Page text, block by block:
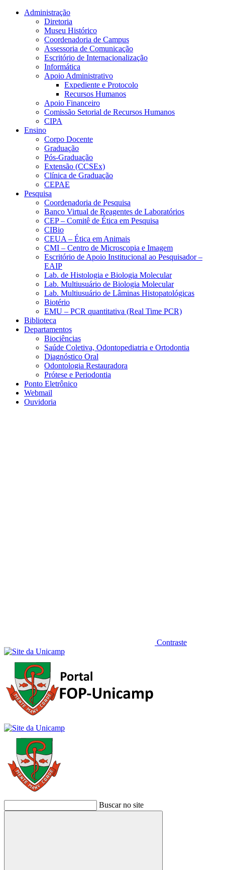
Conteúdo principal Menu principal
Administração
Diretoria
Museu Histórico
Coordenadoria de Campus
Assessoria de Comunicação
Escritório de Internacionalização
Informática
Apoio Administrativo
Expediente e Protocolo
Recursos Humanos
Apoio Financeiro
Comissão Setorial de Recursos Humanos
CIPA
Ensino
Corpo Docente
Graduação
Pós-Graduação
Extensão (CCSEx)
Clínica de Graduação
CEPAE
Pesquisa
Coordenadoria de Pesquisa
Banco Virtual de Reagentes de Laboratórios
CEP – Comitê de Ética em Pesquisa
CIBio
CEUA – Ética em Animais
CMI – Centro de Microscopia e Imagem
Escritório de Apoio Institucional ao Pesquisador –
EAIP
Lab. de Histologia e Biologia Molecular
Lab. Multiusuário de Biologia Molecular
Lab. Multiusuário de Lâminas Histopatológicas
Biotério
EMU – PCR quantitativa (Real Time PCR)
Biblioteca
Departamentos
Biociências
Saúde Coletiva, Odontopediatria e Ortodontia
Diagnóstico Oral
Odontologia Restauradora
Prótese e Periodontia
Ponto Eletrônico
Webmail
Ouvidoria
Contraste
Buscar no site